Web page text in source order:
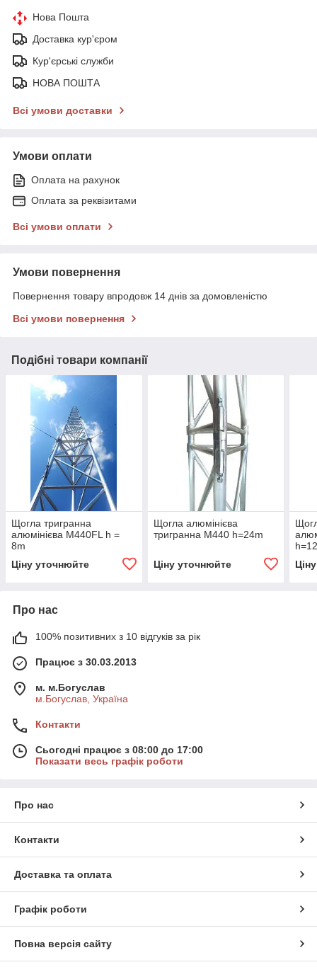
Нова Пошта
Доставка кур'єром
Кур'єрські служби
НОВА ПОШТА
Всі умови доставки
Умови оплати
Оплата на рахунок
Оплата за реквізитами
Всі умови оплати
Умови повернення
Повернення товару впродовж 14 днів за домовленістю
Всі умови повернення
Подібні товари компанії
Щогла тригранна
алюмінієва М440FL h =
8m
Ціну уточнюйте
Щогла алюмінієва
тригранна М440 h=24m
Ціну уточнюйте
Про нас
100% позитивних з 10 відгуків за рік
Працює з 30.03.2013
м. м.Богуслав
м.Богуслав, Україна
Контакти
Сьогодні працює з 08:00 до 17:00
Показати весь графік роботи
Про нас
Контакти
Доставка та оплата
Графік роботи
Повна версія сайту